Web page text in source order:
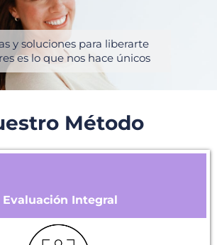
y soluciones para liberarte
es lo que nos hace únicos
Método
Evaluación Integral